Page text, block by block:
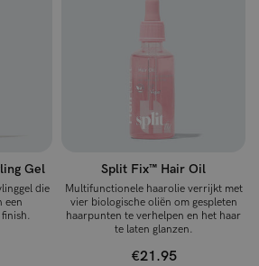
Gel
die
een
Split Fix™ Hair Oil
Multifunctionele haarolie verrijkt met
vier biologische oliën om gespleten
haarpunten te verhelpen en het haar
te laten glanzen.
€21.95